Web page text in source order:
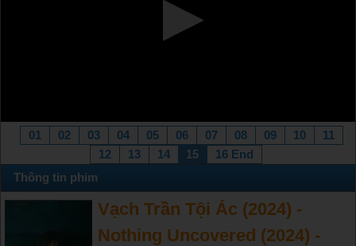
01 02 03 04 05 06 07 08 09 10
11
12
13 14 15
16 End
Thông tin phim
Vạch Trần Tội Ác (2024) -
Nothing Uncovered (2024) -